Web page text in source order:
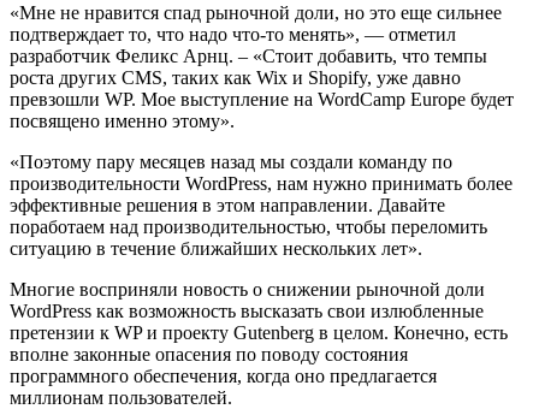
«Мне не нравится спад рыночной доли, но это еще сильнее
подтверждает то, что надо что-то менять», — отметил
разработчик Феликс Арнц. – «Стоит добавить, что темпы
роста других CMS, таких как Wix и Shopify, уже давно
превзошли WP. Мое выступление на WordCamp Europe будет
посвящено именно этому».
«Поэтому пару месяцев назад мы создали команду по
производительности WordPress, нам нужно принимать более
эффективные решения в этом направлении. Давайте
поработаем над производительностью, чтобы переломить
ситуацию в течение ближайших нескольких лет».
Многие восприняли новость о снижении рыночной доли
WordPress как возможность высказать свои излюбленные
претензии к WP и проекту Gutenberg в целом. Конечно, есть
вполне законные опасения по поводу состояния
программного обеспечения, когда оно предлагается
миллионам пользователей.